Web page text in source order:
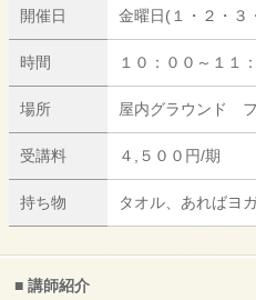
開催日 金曜日(１・２・
時間 １０：００～１１
場所 屋内グラウンド
受講料 ４,５００円/期
持ち物 タオル、あればヨ
■ 講師紹介